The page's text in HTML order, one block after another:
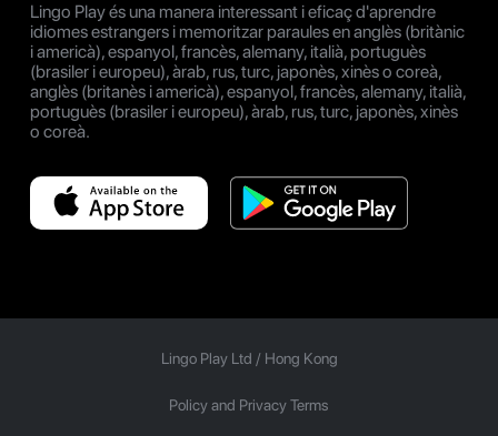
Lingo Play és una manera interessant i eficaç d'aprendre
idiomes estrangers i memoritzar paraules en anglès (britànic
i americà), espanyol, francès, alemany, italià, portuguès
(brasiler i europeu), àrab, rus, turc, japonès, xinès o coreà,
anglès (britanès i americà), espanyol, francès, alemany, italià,
portuguès (brasiler i europeu), àrab, rus, turc, japonès, xinès
o coreà.
Lingo Play Ltd / Hong Kong
Policy and Privacy Terms